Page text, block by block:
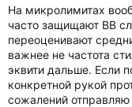
На микролимитах
часто защищают BB
переоценивают
важнее не частота
эквити дальше. Если
конкретной рукой
сожалений